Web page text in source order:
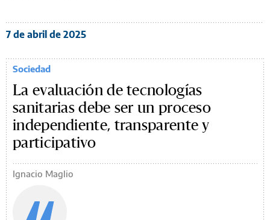
7 de abril de 2025
Sociedad
La evaluación de tecnologías
sanitarias debe ser un proceso
independiente, transparente y
participativo
Ignacio Maglio